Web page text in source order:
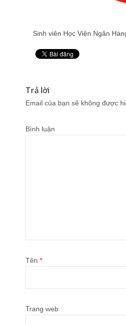
Sinh viên Học Viện Ngân
Trả lời
Email của bạn sẽ không được
Bình luận
Tên *
Trang web